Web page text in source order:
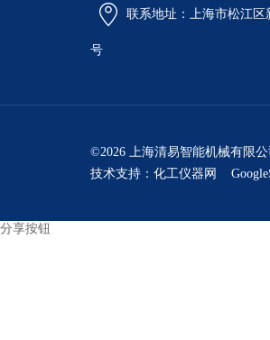
联系地址：上海市松江区
号
©2026 上海清易智能机械有限
技术支持： 化工仪器网
分享按钮